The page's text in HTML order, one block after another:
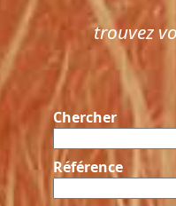
trouvez
Chercher
Référence